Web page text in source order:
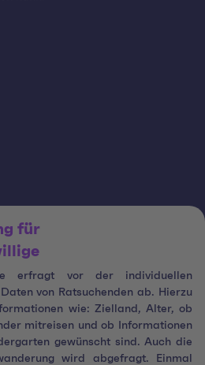
für
erfragt vor der individuellen
von Ratsuchenden ab. Hierzu
wie: Zielland, Alter, ob
mitreisen und ob Informationen
gewünscht sind. Auch die
wird abgefragt. Einmal